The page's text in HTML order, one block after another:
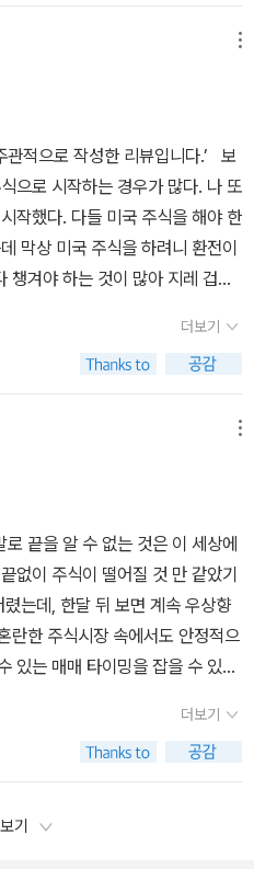
요.우선 미국주식 투자를 왜 해야
미국주식 시장의 특징을 알려주고
장의 압도적 우량성, 높은 주주
통한 환차익 및 리스크 분산 효과
은 투명성과 안정적 성장성을 바
및 다양한 ETF에 투자할 수 있지
내주식 거래에 비해 상대적으로
고려해야 하는 환율 변수, 높은
이런 단점을 최소화하기 위한 전
느쪽이 우월하고 유리하다고 단
방식에 맞게 장점들을 활용하는
국주식 투자를 하기 전에 알아야
체적인 그림과 큰 흐름을 파악
주식시장의 11개 대표 섹터에 대
에 접목하는 방법, ETF 의 특징
국주식 투자 노하우, 개별 기업에
들의 생생한 투자 경험담이 나와
이 되네요. 시장이 꺾였을 때, 하
위해 어떻게 대응해야 하는지,
대응하는 구체적인 실행 계획들
심리적 안정을 찾았다고 하네
겠네요.
것 같다. 국내주식 투자에 회의적
2008년 금융위기 이후 10년 넘는
국주식 직접투자에 대해선 '그래,
막강한 경쟁력을 가진 미국 기업
할 정도전 세계 주식시장에서 각
식을 알게 된다.미국주식에 투자
주식엔 어떤 매력과 장점이 있기
적으로 늘어나는 것과 미국주식 시
식에 투자해야 하는 이유 소개를
한다.장점이 있는 반면에 단점도
점도 나와 있어 장,단점을 알고 미
시장과 비교하면 미국주식시장
우울하고 유리하다고는 할 수 없
론이고 외국 기업들의 주식까지
미국주식에 대한 관심이 높아졌
원하는 삶을 살기 위해 미국주식
앤프리를 통해 제품 또는 서비스
적으로 작성한 리뷰입니다.’ 보
으로 시작하는 경우가 많다. 나 또
작했다. 다들 미국 주식을 해야 한
막상 미국 주식을 하려니 환전이
챙겨야 하는 것이 많아 지레 겁을
키는 것조차 공부가 필요한 시대
이러한 변화의 소용돌이 속에서
두 공동저자는 미국이라는 거대
제시한다. 주식을 요행을 바라는
라타는 ‘투자’로 정의하는 저자들
주
본질적인 답을 준다. 저자들은 세
위에 세워져 있음을 상기시키면
산의 일부를 세계에서 가장 안전
보유하는 것은 노년의 자산 관리
다. 또한, 애플이나 마이크로소프
는 세계적 기업들의 주주가 된다
어 시대의 변화와 호흡하는 젊은
년간 배당을 늘려온 ‘배당 귀족
더보기
끝을 알 수 없는 것은 이 세상에
없이 주식이 떨어질 것 만 같았기
는데, 한달 뒤 보면 계속 우상향
란한 주식시장 속에서도 안정적으
있는 매매 타이밍을 잡을 수 있다
꾸준히 수익을 안정적으로 내고
면서 공부하기 시작했습니다.실
실패에 두려워하지 않고, 다음
하지 않고, 승리를 해나갈 수 있도
더보기
기